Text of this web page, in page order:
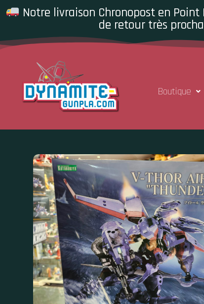
Notre livraison Chronopost en
de retour très
Boutique